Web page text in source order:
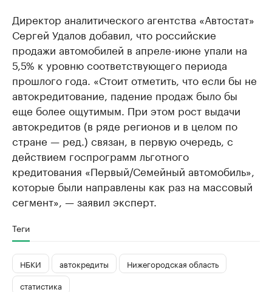
Директор аналитического агентства «Автостат»
Сергей Удалов добавил, что российские
продажи автомобилей в апреле-июне упали на
5,5% к уровню соответствующего периода
прошлого года. «Стоит отметить, что если бы не
автокредитование, падение продаж было бы
еще более ощутимым. При этом рост выдачи
автокредитов (в ряде регионов и в целом по
стране — ред.) связан, в первую очередь, с
действием госпрограмм льготного
кредитования «Первый/Семейный автомобиль»,
которые были направлены как раз на массовый
сегмент», — заявил эксперт.
Теги
НБКИ автокредиты
Нижегородская область
статистика